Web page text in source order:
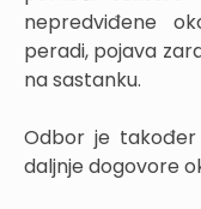
nepredviđene
peradi, pojava
na sastanku.
Odbor je
daljnje dogovore